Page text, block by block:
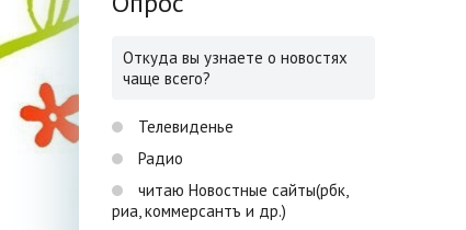
Откуда вы узнаете о новостях
чаще всего?
Телевиденье
Радио
читаю Новостные сайты(рбк,
риа, коммерсантъ и др.)